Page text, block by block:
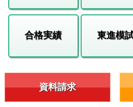
合格実績 東進模
資料請求